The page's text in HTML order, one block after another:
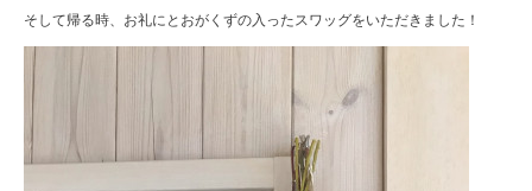
そして帰る時、お礼にとおがくずの入ったスワッグをいただきました！